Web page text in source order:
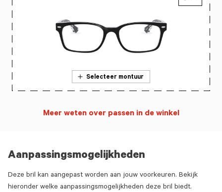
Aanpassingsmogelijkheden
Deze bril kan aangepast worden aan jouw voorkeuren. Bekijk
hieronder welke aanpassingsmogelijkheden deze bril biedt.
Selecteer montuur
Meer weten over passen in de winkel